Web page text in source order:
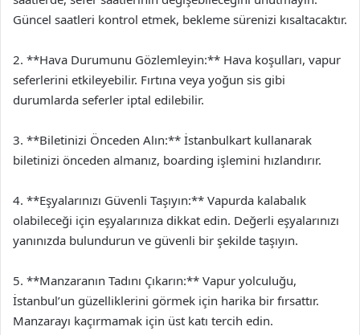
Güncel saatleri kontrol etmek, bekleme sürenizi kısaltacaktır.
2. **Hava Durumunu Gözlemleyin:** Hava koşulları, vapur
seferlerini etkileyebilir. Fırtına veya yoğun sis gibi
durumlarda seferler iptal edilebilir.
3. **Biletinizi Önceden Alın:** İstanbulkart kullanarak
biletinizi önceden almanız, boarding işlemini hızlandırır.
4. **Eşyalarınızı Güvenli Taşıyın:** Vapurda kalabalık
olabileceği için eşyalarınıza dikkat edin. Değerli eşyalarınızı
yanınızda bulundurun ve güvenli bir şekilde taşıyın.
5. **Manzaranın Tadını Çıkarın:** Vapur yolculuğu,
İstanbul’un güzelliklerini görmek için harika bir fırsattır.
Manzarayı kaçırmamak için üst katı tercih edin.